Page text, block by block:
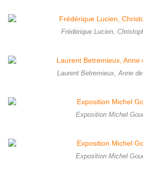
Frédérique Lucien,
Laurent Betremieux, Anne
Exposition Michel
Exposition Michel